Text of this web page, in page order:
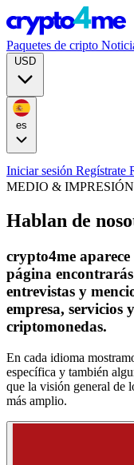
Paquetes de cripto
Iniciar sesión Regístrate
MEDIO & IMPRESIÓN
Hablan de
crypto4me aparece
página
entrevistas y
empresa, servicios
criptomonedas.
En cada idioma
específica y también
que la visión general de
más amplio.